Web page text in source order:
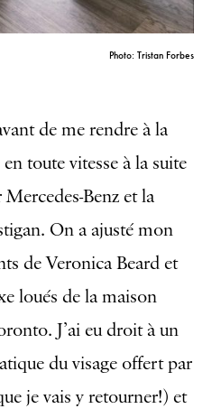
Photo: Tristan Forbes
de me rendre à la
toute vitesse à la suite
Benz et la
On a ajusté mon
de Veronica Beard et
loués de la maison
J’ai eu droit à un
du visage offert par
je vais y retourner!) et